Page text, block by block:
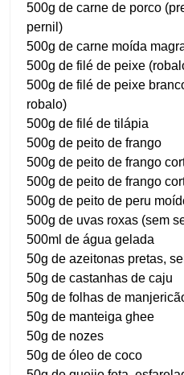
500g de carne de porco
pernil)
500g de carne moída
500g de filé de peixe
500g de filé de peixe
robalo)
500g de filé de tilápia
500g de peito de frango
500g de peito de frango
500g de peito de frango
500g de peito de peru
500g de uvas roxas (sem
500ml de água gelada
50g de azeitonas pretas,
50g de castanhas de caju
50g de folhas de
50g de manteiga ghee
50g de nozes
50g de óleo de coco